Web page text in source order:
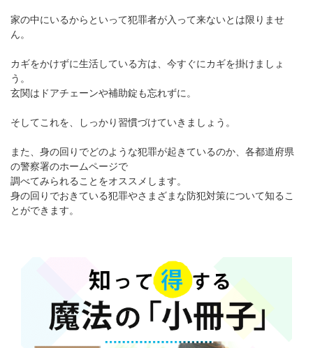
家の中にいるからといって犯罪者が入って来ないとは限りませ
ん。
カギをかけずに生活している方は、今すぐにカギを掛けましょ
う。
玄関はドアチェーンや補助錠も忘れずに。
そしてこれを、しっかり習慣づけていきましょう。
また、身の回りでどのような犯罪が起きているのか、各都道府県
の警察署のホームページで
調べてみられることをオススメします。
身の回りでおきている犯罪やさまざまな防犯対策について知るこ
とができます。